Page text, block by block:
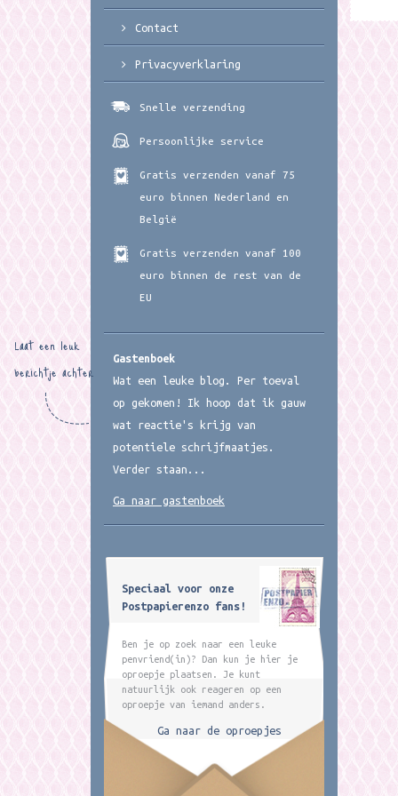
Contact
Privacyverklaring
Snelle verzending
Persoonlijke service
Gratis verzenden vanaf 75
euro binnen Nederland en
België
Gratis verzenden vanaf 100
euro binnen de rest van de
EU
Gastenboek
Wat een leuke blog. Per toeval
op gekomen! Ik hoop dat ik gauw
wat reactie's krijg van
potentiele schrijfmaatjes.
Verder staan...
Laat een leuk
berichtje achter
Ga naar gastenboek
Speciaal voor onze
Postpapierenzo fans!
Ben je op zoek naar een leuke
penvriend(in)? Dan kun je hier je
oproepje plaatsen. Je kunt
natuurlijk ook reageren op een
oproepje van iemand anders.
Ga naar de oproepjes